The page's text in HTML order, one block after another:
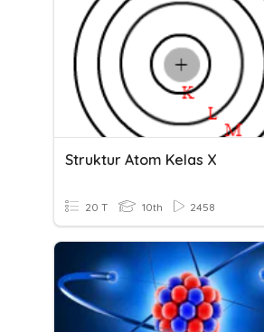
Struktur Atom Kelas X
20 T 10th 2458